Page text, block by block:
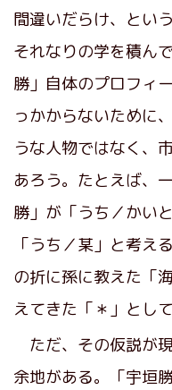
間違いだらけ、とい
それなりの学を積ん
勝」自体のプロフィ
っかからないために
うな人物ではなく、
あろう。たとえば、
勝」が「うち／かい
「うち／某」と考え
の折に孫に教えた「
えてきた「＊」とし
ただ、その仮説が
余地がある。「宇垣